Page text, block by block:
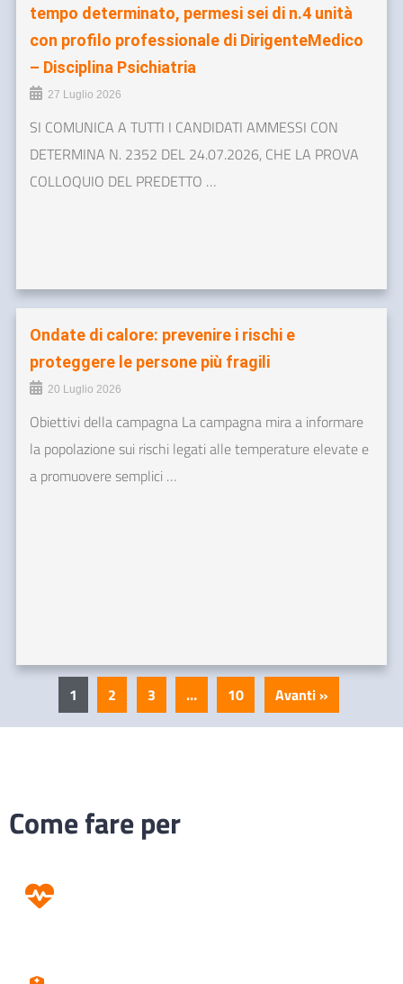
tempo determinato, permesi sei di n.4 unità
con profilo professionale di DirigenteMedico
– Disciplina Psichiatria
27 Luglio 2026
SI COMUNICA A TUTTI I CANDIDATI AMMESSI CON
DETERMINA N. 2352 DEL 24.07.2026, CHE LA PROVA
COLLOQUIO DEL PREDETTO …
Ondate di calore: prevenire i rischi e
proteggere le persone più fragili
20 Luglio 2026
Obiettivi della campagna La campagna mira a informare
la popolazione sui rischi legati alle temperature elevate e
a promuovere semplici …
1 2 3 … 10 Avanti »
Come fare per